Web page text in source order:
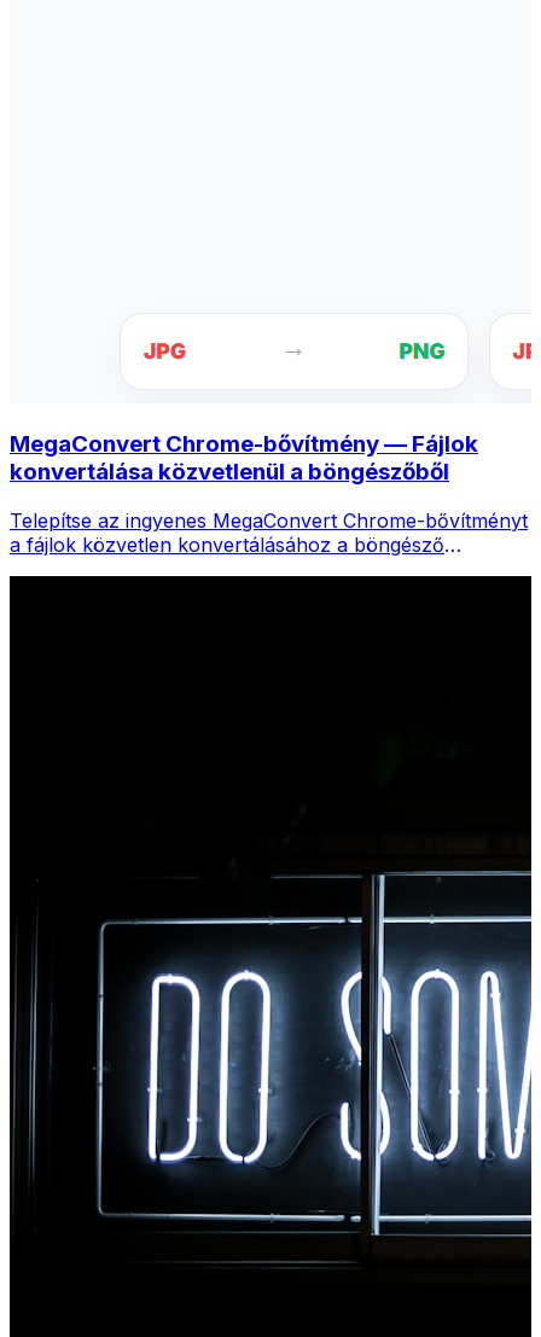
MegaConvert Chrome-bővítmény — Fájlok
konvertálása közvetlenül a böngészőből
Telepítse az ingyenes MegaConvert Chrome-bővítményt
a fájlok közvetlen konvertálásához a böngésző